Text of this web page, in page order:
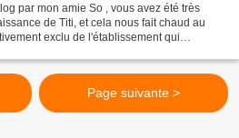
par mon amie So , vous avez été très
de Titi, et cela nous fait chaud au
exclu de l'établissement qui
Page suivante >